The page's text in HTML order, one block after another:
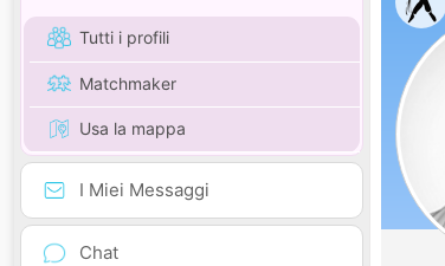
Tutti i profili
Matchmaker
Usa la mappa
I Miei Messaggi
Chat